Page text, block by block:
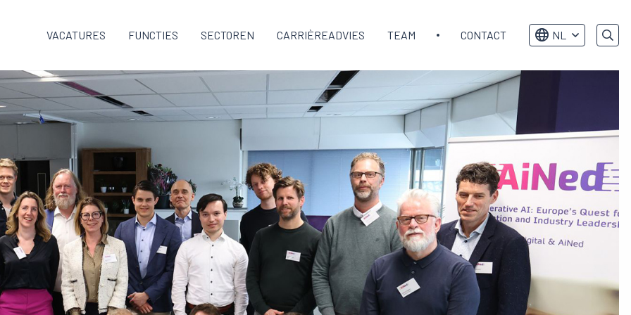
VACATURES FUNCTIES SECTOREN CARRIÈREADVIES TEAM CONTACT NL